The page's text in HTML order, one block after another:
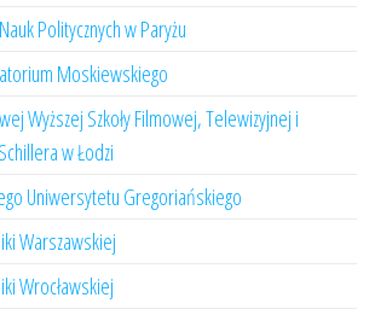
Politycznych w Paryżu
Moskiewskiego
Wyższej Szkoły Filmowej, Telewizyjnej i
w Łodzi
Uniwersytetu Gregoriańskiego
Warszawskiej
Wrocławskiej